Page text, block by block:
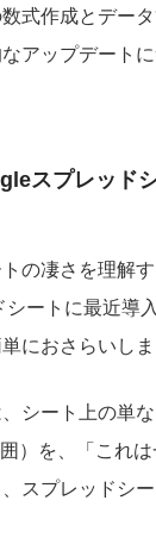
式作成とデー
アップデート
スプレッド
の凄さを理解す
ートに最近導
におさらいしま
、シート上の単
）を、「これ
スプレッドシ